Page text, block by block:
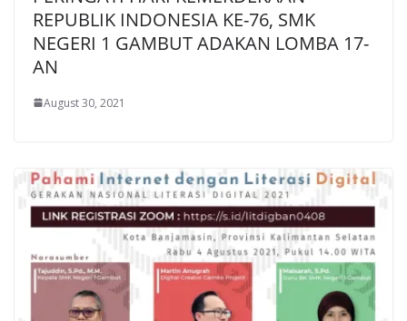
REPUBLIK INDONESIA KE-76, SMK
NEGERI 1 GAMBUT ADAKAN LOMBA 17-
AN
August 30, 2021